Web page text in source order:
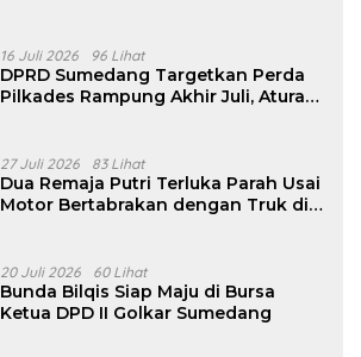
16 Juli 2026 96 Lihat
DPRD Sumedang Targetkan Perda
Pilkades Rampung Akhir Juli, Aturan
27 Juli 2026 83 Lihat
Dua Remaja Putri Terluka Parah Usai
Motor Bertabrakan dengan Truk di
20 Juli 2026 60 Lihat
Bunda Bilqis Siap Maju di Bursa
Ketua DPD II Golkar Sumedang